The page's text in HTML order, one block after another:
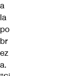
a
la
po
br
ez
a.